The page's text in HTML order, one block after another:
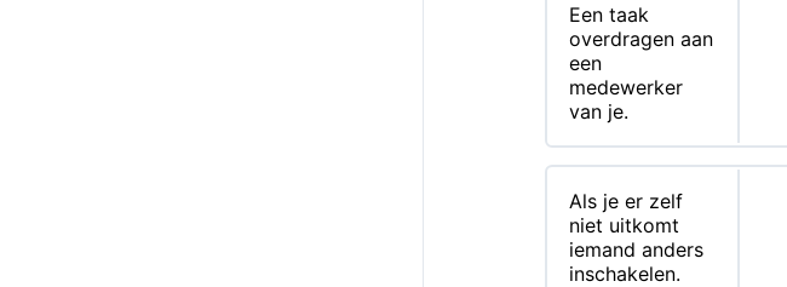
Een taak
overdragen aan
een
medewerker
van je.
Als je er zelf
niet uitkomt
iemand anders
inschakelen.